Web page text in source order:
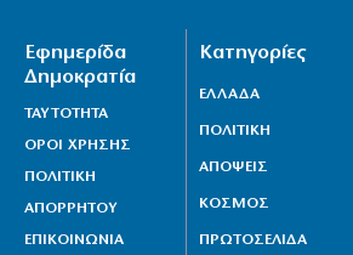
Εφημερίδα
Δημοκρατία
ΤΑΥΤΟΤΗΤΑ
ΟΡΟΙ ΧΡΗΣΗΣ
ΠΟΛΙΤΙΚΗ
ΑΠΟΡΡΗΤΟΥ
ΕΠΙΚΟΙΝΩΝΙΑ
Κατηγορίες
ΕΛΛΑΔΑ
ΠΟΛΙΤΙΚΗ
ΑΠΟΨΕΙΣ
ΚΟΣΜΟΣ
ΠΡΩΤΟΣΕΛΙΔΑ